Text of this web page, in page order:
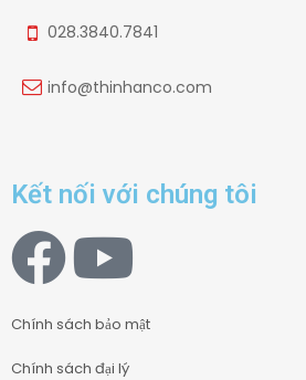
028.3840.7841
info@thinhanco.com
Kết nối với chúng tôi
Chính sách bảo mật
Chính sách đại lý